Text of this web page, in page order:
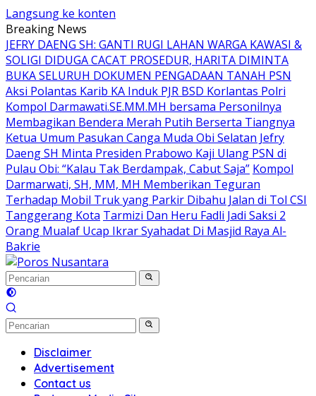
Langsung ke konten
Breaking News
JEFRY DAENG SH: GANTI RUGI LAHAN WARGA KAWASI &
SOLIGI DIDUGA CACAT PROSEDUR, HARITA DIMINTA
BUKA SELURUH DOKUMEN PENGADAAN TANAH PSN
Aksi Polantas Karib KA Induk PJR BSD Korlantas Polri
Kompol Darmawati.SE.MM.MH bersama Personilnya
Membagikan Bendera Merah Putih Berserta Tiangnya
Ketua Umum Pasukan Canga Muda Obi Selatan Jefry
Daeng SH Minta Presiden Prabowo Kaji Ulang PSN di
Pulau Obi: “Kalau Tak Berdampak, Cabut Saja” Kompol
Darmarwati, SH, MM, MH Memberikan Teguran
Terhadap Mobil Truk yang Parkir Dibahu Jalan di Tol CSI
Tanggerang Kota Tarmizi Dan Heru Fadli Jadi Saksi 2
Orang Mualaf Ucap Ikrar Syahadat Di Masjid Raya Al-
Bakrie
Disclaimer
Advertisement
Contact us